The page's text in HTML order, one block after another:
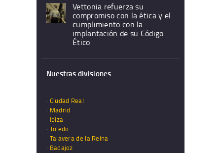
Vettonia refuerza su
compromiso con la ética y el
cumplimiento con la
implantación de su Código
Ético
Nuestras divisiones
· Ciudad Real
· Madrid
· Ibiza
· Toledo
· Talavera de la Reina
· Badajoz